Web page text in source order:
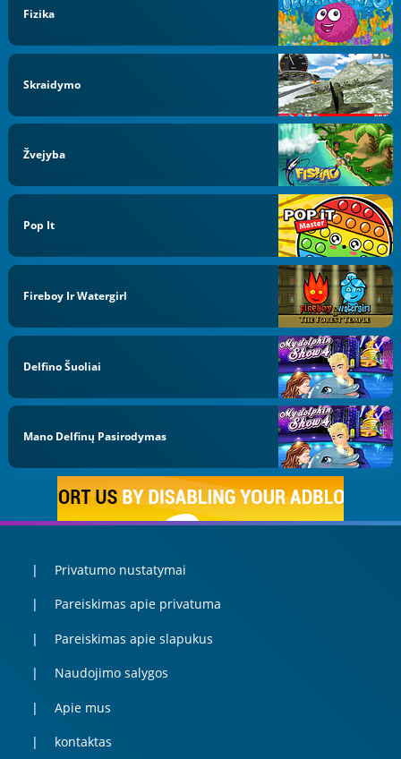
Fizika
Skraidymo
Žvejyba
Pop It
Fireboy Ir Watergirl
Delfino Šuoliai
Mano Delfinų Pasirodymas
Privatumo nustatymai
Pareiskimas apie privatuma
Pareiskimas apie slapukus
Naudojimo salygos
Apie mus
kontaktas